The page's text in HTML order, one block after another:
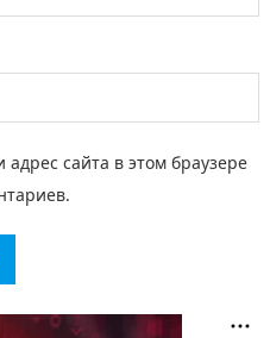
сайта в этом браузере